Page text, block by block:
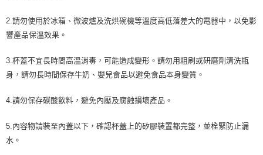
2.請勿使用於冰箱、微波爐及洗烘碗機等溫度高低落差大的電器中，以免影
響產品保溫效果。
3.杯蓋不宜長時間高溫消毒，可能造成變形。請勿用粗刷或研磨劑清洗瓶
身，請勿長時間保存牛奶、嬰兒食品以避免食品本身變質。
4.請勿保存碳酸飲料，避免內壓及腐蝕損壞產品。
5.內容物請裝至內蓋以下，確認杯蓋上的矽膠裝置都完整，並栓緊防止漏
水。